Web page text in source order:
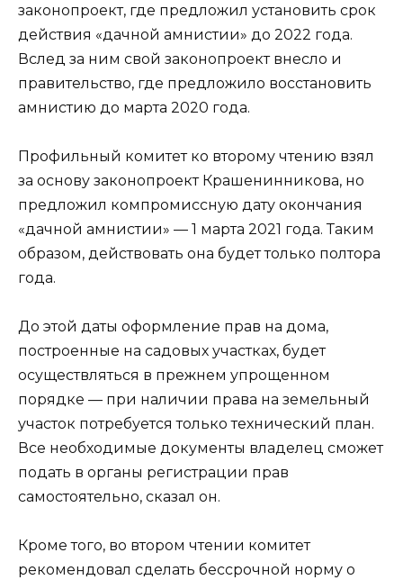
законопроект, где предложил установить срок
действия «дачной амнистии» до 2022 года.
Вслед за ним свой законопроект внесло и
правительство, где предложило восстановить
амнистию до марта 2020 года.
Профильный комитет ко второму чтению взял
за основу законопроект Крашенинникова, но
предложил компромиссную дату окончания
«дачной амнистии» — 1 марта 2021 года. Таким
образом, действовать она будет только полтора
года.
До этой даты оформление прав на дома,
построенные на садовых участках, будет
осуществляться в прежнем упрощенном
порядке — при наличии права на земельный
участок потребуется только технический план.
Все необходимые документы владелец сможет
подать в органы регистрации прав
самостоятельно, сказал он.
Кроме того, во втором чтении комитет
рекомендовал сделать бессрочной норму о